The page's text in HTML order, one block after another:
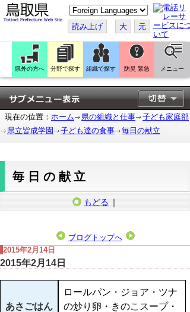
こ
の
ペ
ー
ジ
翻
訳
す
る
読み上げ 大 元
県外の方へ 分野で探す 組織で探す 防災 緊急 メニュー
現在の位置： ホーム 県の組織と仕事
子ども家庭部
県立皆成学園
子ども達の食事 毎日の献立
毎日の献立
もどる ｜
ブログトップへ
2015年2月14日
2015年2月14日
あさごはん
ロールパン・ジョア・ツナ
の炒り卵・きのこスープ・